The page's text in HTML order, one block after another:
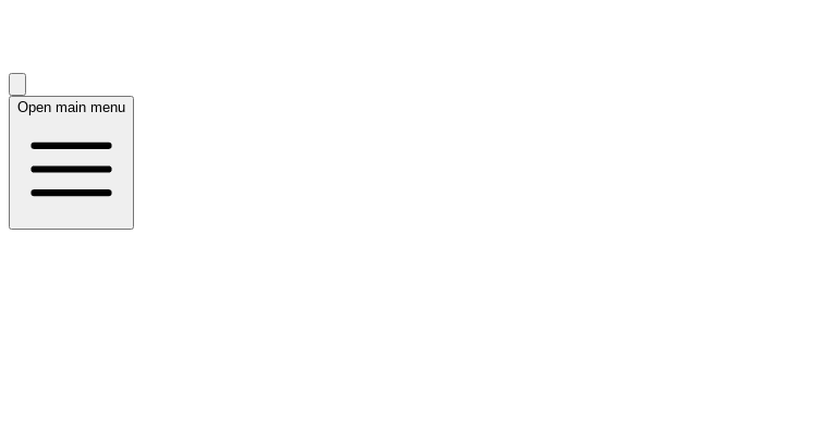
Open main menu